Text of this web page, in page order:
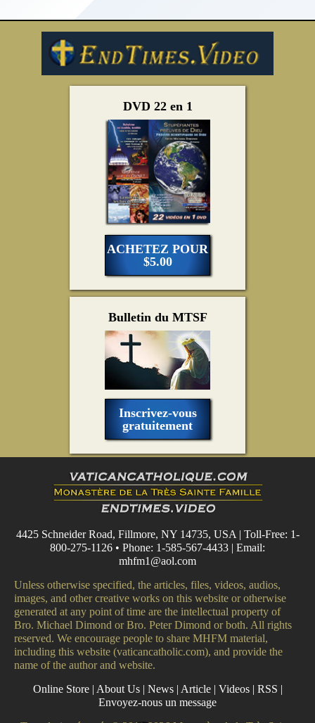
DVD 22 en 1
ACHETEZ POUR
$5.00
Bulletin du MTSF
Inscrivez-vous
gratuitement
4425 Schneider Road, Fillmore, NY 14735, USA | Toll-Free: 1-
800-275-1126 • Phone: 1-585-567-4433 | Email:
mhfm1@aol.com
Unless otherwise specified, the articles, files, videos, audios,
images, and other creative works on this website or otherwise
generated at any point of time are the intellectual property of
Bro. Michael Dimond or Bro. Peter Dimond or both. All rights
reserved. We encourage people to share MHFM material,
including this website (vaticancatholic.com), and provide the
name of the author and website.
Online Store| About Us| News| Article| Videos| RSS |
Envoyez-nous un message